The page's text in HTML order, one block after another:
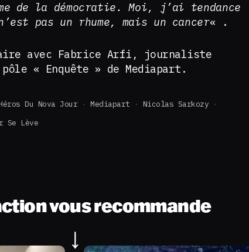
de la démocratie. Moi, j’ai tendance
pas un rhume, mais un cancer« .
avec Fabrice Arfi, journaliste
pôle « Enquête » de Mediapart.
Du Nova Jour Mediapart
Nicolas Sarkozy
Se Lève
vous recommande